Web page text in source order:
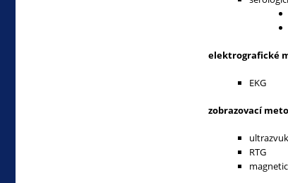
elektrografické
EKG
zobrazovací
RTG